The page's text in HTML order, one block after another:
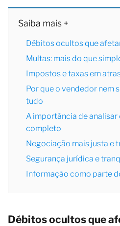
Saiba mais +
Débitos ocultos que
Multas: mais do que
Impostos e taxas em
Por que o vendedor nem
tudo
A importância de
completo
Negociação mais justa e
Segurança jurídica e
Informação como parte
Débitos ocultos que